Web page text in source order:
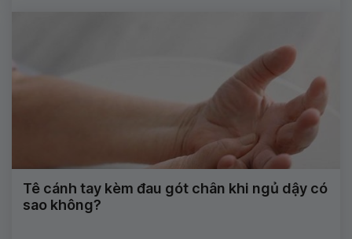
Tê cánh tay kèm đau gót chân khi ngủ dậy có
sao không?